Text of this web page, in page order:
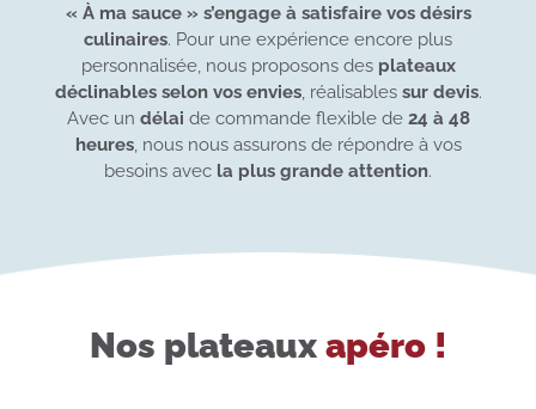
« À ma sauce » s’engage à satisfaire vos désirs
culinaires. Pour une expérience encore plus
personnalisée, nous proposons des plateaux
déclinables selon vos envies, réalisables sur devis.
Avec un délai de commande flexible de 24 à 48
heures, nous nous assurons de répondre à vos
besoins avec la plus grande attention.
Nos plateaux apéro !